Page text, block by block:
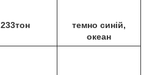
233тон
темно синій,
океан